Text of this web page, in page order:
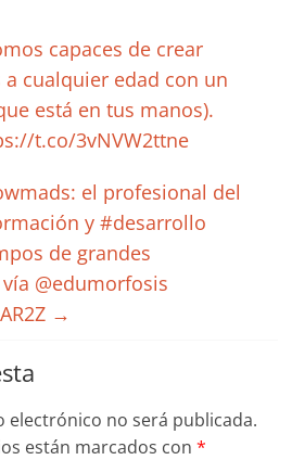
capaces de crear
cualquier edad con un
está en tus manos).
t.co/3vNVW2ttne
el profesional del
y #desarrollo
de grandes
@edumorfosis
→
electrónico no será publicada.
están marcados con*